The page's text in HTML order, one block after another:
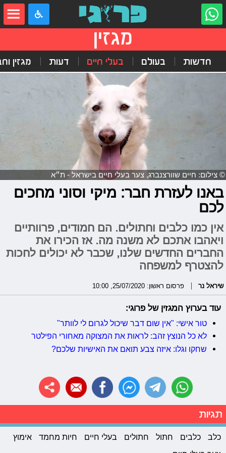
מגזין
חדשות בעולם בעלי חיים דעות מגזין
© צילום: חיים שוורצנברג, צער בעלי חיים בישראל - ת״א
באנו לעזרת חבר: מיקי וסוני מחכים
לכם
אין כמו כלבים וחתולים. הם חמודים, פרוותיים
ויאהבו אתכם לא משנה מה. אז הכירו את
החברים החדשים שלנו, שכבר לא יכולים לחכות
להצטרף למשפחה
שיראל נר פרסום ראשון: 25/07/2020, 10:00
עוד בערוץ המגזין של פרוגי:
טור אישי: "אין שום דבר שיכול לגרום לי לוותר"
לא כל הנוצץ זהב: לראות את המצוקה מאחורי הפילטר
שחקו וגלו: איזה צבע תואם את האישיות שלכם?
תגיות
כלב כלבים חתול חתולים בעלי חיים חיות מחמד
אימוץ